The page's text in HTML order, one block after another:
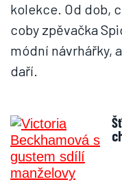
kolekce. Od dob,
coby zpěvačka
módní návrhářky,
daří.